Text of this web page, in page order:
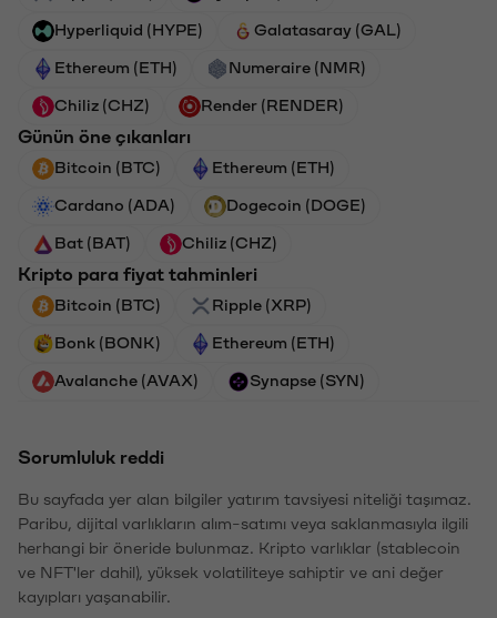
Hyperliquid (HYPE) Galatasaray (GAL)
Ethereum (ETH) Numeraire (NMR)
Chiliz (CHZ) Render (RENDER)
Günün öne çıkanları
Bitcoin (BTC) Ethereum (ETH)
Cardano (ADA) Dogecoin (DOGE)
Bat (BAT) Chiliz (CHZ)
Kripto para fiyat tahminleri
Bitcoin (BTC) Ripple (XRP)
Bonk (BONK) Ethereum (ETH)
Avalanche (AVAX) Synapse (SYN)
Sorumluluk reddi
Bu sayfada yer alan bilgiler yatırım tavsiyesi niteliği taşımaz.
Paribu, dijital varlıkların alım-satımı veya saklanmasıyla ilgili
herhangi bir öneride bulunmaz. Kripto varlıklar (stablecoin
ve NFT'ler dahil), yüksek volatiliteye sahiptir ve ani değer
kayıpları yaşanabilir.